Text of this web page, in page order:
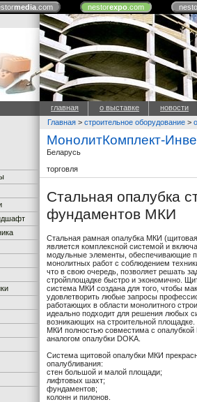
media.com nestorexpo.com
главная о выставке новости
Главная > строительное оборудование >
МонолитКомплект-
Беларусь
торговля
Стальная опалубка
фундаментов МКИ
Стальная рамная опалубка МКИ
является комплексной системой и
модульные элементы, обеспечивающие
монолитных работ с соблюдением
что в свою очередь, позволяет решать
стройплощадке быстро и экономично.
система МКИ создана для того, чтобы
удовлетворить любые запросы
работающих в области монолитного
идеально подходит для решения любых
возникающих на строительной площадке.
МКИ полностью совместима с опалубкой
аналогом опалубки DOKA.
Система щитовой опалубки МКИ
опалубливания:
стен большой и малой площади;
лифтовых шахт;
фундаментов;
колонн и пилонов.